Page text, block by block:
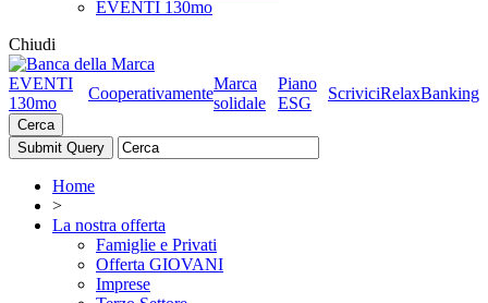
EVENTI 130mo
Chiudi
EVENTI
130mo
Cooperativamente
Marca
solidale
Piano
ESG
ScriviciRelaxBanking
Cerca
Home
>
La nostra offerta
Famiglie e Privati
Offerta GIOVANI
Imprese